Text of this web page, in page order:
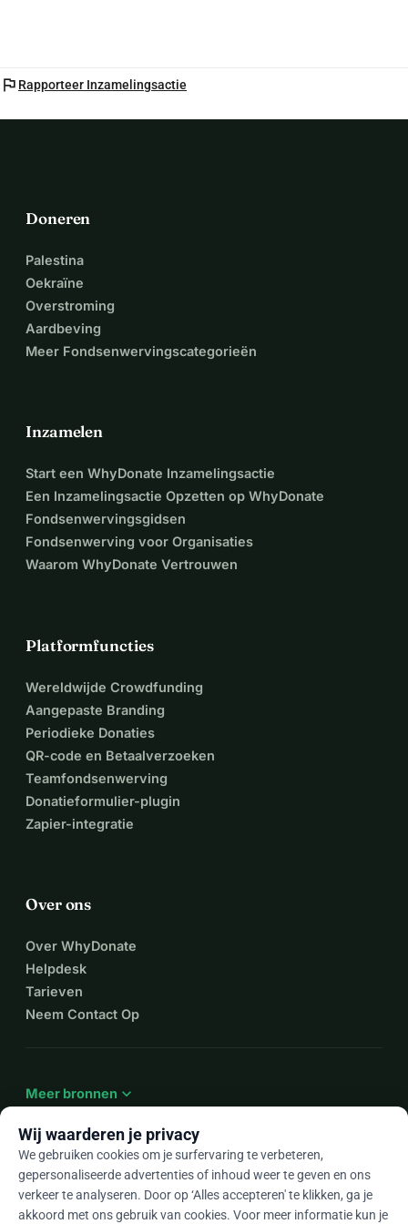
flag Rapporteer Inzamelingsactie
Doneren
Palestina
Oekraïne
Overstroming
Aardbeving
Meer Fondsenwervingscategorieën
Inzamelen
Start een WhyDonate Inzamelingsactie
Een Inzamelingsactie Opzetten op WhyDonate
Fondsenwervingsgidsen
Fondsenwerving voor Organisaties
Waarom WhyDonate Vertrouwen
Platformfuncties
Wereldwijde Crowdfunding
Aangepaste Branding
Periodieke Donaties
QR-code en Betaalverzoeken
Teamfondsenwerving
Donatieformulier-plugin
Zapier-integratie
Over ons
Over WhyDonate
Helpdesk
Tarieven
Neem Contact Op
Meer bronnen expand_more
Nlarrow_drop_down
Wij waarderen je privacy
We gebruiken cookies om je surfervaring te verbeteren,
gepersonaliseerde advertenties of inhoud weer te geven en ons
verkeer te analyseren. Door op ‘Alles accepteren' te klikken, ga je
akkoord met ons gebruik van cookies. Voor meer informatie kun je